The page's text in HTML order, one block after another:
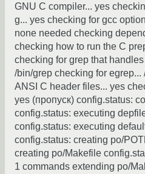
GNU C compiler... yes
g... yes checking for gcc
none needed checking
checking how to run the C
checking for grep that
/bin/grep checking for
ANSI C header files... yes
yes (пропуск) config.status:
config.status: executing
config.status: executing
config.status: creating po/
creating po/Makefile
1 commands extending po/